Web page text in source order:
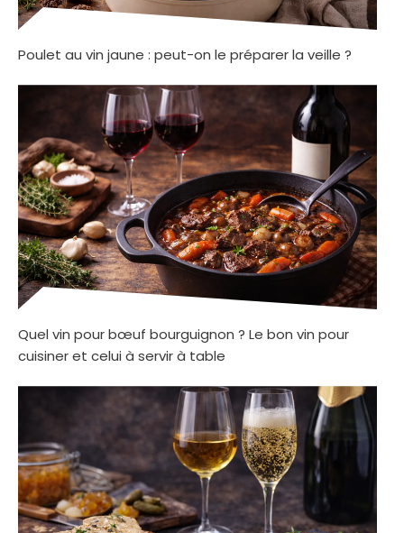
Poulet au vin jaune : peut-on le préparer la veille ?
Quel vin pour bœuf bourguignon ? Le bon vin pour
cuisiner et celui à servir à table